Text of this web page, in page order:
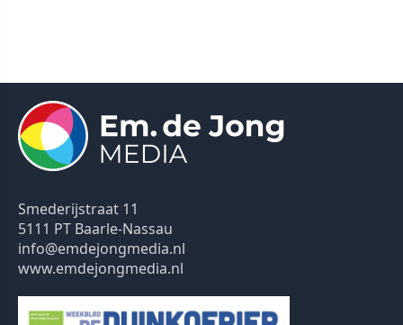
Smederijstraat 11
5111 PT Baarle-Nassau
info@emdejongmedia.nl
www.emdejongmedia.nl